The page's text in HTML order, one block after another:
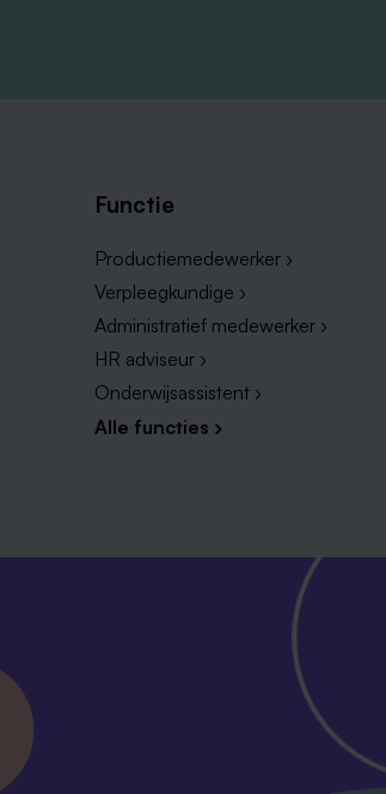
Functie
Productiemedewerker ›
Verpleegkundige ›
Administratief medewerker ›
HR adviseur ›
Onderwijsassistent ›
Alle functies ›